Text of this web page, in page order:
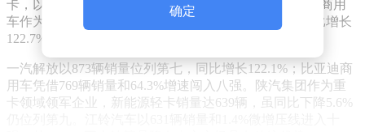
卡，以1283辆销量和226.5%增速位居第五。潍柴新能源商用
车作为重型柴油机巨头跨界之作，当月销售882辆，同比增长
122.7%，市场占有率达4.8%。
一汽解放以873辆销量位列第七，同比增长122.1%；比亚迪商
用车凭借769辆销量和64.3%增速闯入八强。陕汽集团作为重
卡领域领军企业，新能源轻卡销量达639辆，虽同比下降5.6%
确定